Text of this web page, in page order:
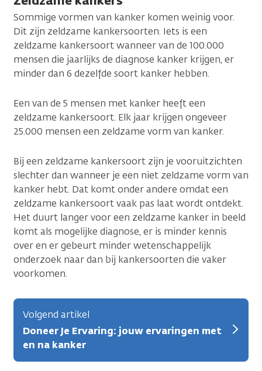
Sommige vormen van kanker komen weinig voor.
Dit zijn zeldzame kankersoorten. Iets is een
zeldzame kankersoort wanneer van de 100.000
mensen die jaarlijks de diagnose kanker krijgen, er
minder dan 6 dezelfde soort kanker hebben.
Een van de 5 mensen met kanker heeft een
zeldzame kankersoort. Elk jaar krijgen ongeveer
25.000 mensen een zeldzame vorm van kanker.
Bij een zeldzame kankersoort zijn je vooruitzichten
slechter dan wanneer je een niet zeldzame vorm van
kanker hebt. Dat komt onder andere omdat een
zeldzame kankersoort vaak pas laat wordt ontdekt.
Het duurt langer voor een zeldzame kanker in beeld
komt als mogelijke diagnose, er is minder kennis
over en er gebeurt minder wetenschappelijk
onderzoek naar dan bij kankersoorten die vaker
voorkomen.
Volgend artikel
Doneer Je Ervaring: jouw ervaringen met
en na kanker